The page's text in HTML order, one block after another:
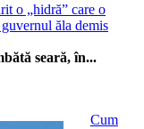
o „hidră” care o
ăla demis
seară, în...
Cum